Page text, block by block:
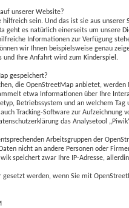
unserer Website?
sein. Und das ist sie aus unserer
geht es natürlich einerseits um unsere
Informationen zur Verfügung
wir Ihnen beispielsweise genau
und Ihre Anfahrt wird zum Kinderspiel.
gespeichert?
die OpenStreetMap anbietet,
etwa Informationen über Ihre
Betriebssystem und an welchem
Tracking-Software zur Aufzeichnung
das Analysetool
Arbeitsgruppen der
nicht an andere Personen oder
speichert zwar Ihre IP-Adresse,
gesetzt werden, wenn Sie mit